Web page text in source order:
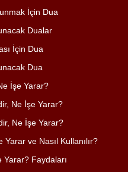
İçin Dua
Dualar
İçin Dua
Dua
İşe Yarar?
Ne İşe Yarar?
Ne İşe Yarar?
ve Nasıl Kullanılır?
Faydaları